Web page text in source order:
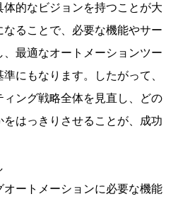
的なビジョンを持つことが大
ることで、必要な機能やサー
、最適なオートメーションツー
にもなります。したがって、
ィング戦略全体を見直し、どの
はっきりさせることが、成功
オートメーションに必要な機能